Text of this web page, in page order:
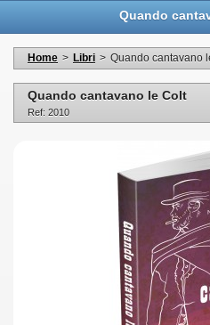
Home > Libri > Quando cantavano
Quando cantavano le Colt
Ref: 2010